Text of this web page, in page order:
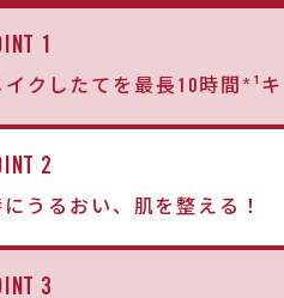
1
クしたてを最長10時間*¹
2
うるおい、肌を整える！
3